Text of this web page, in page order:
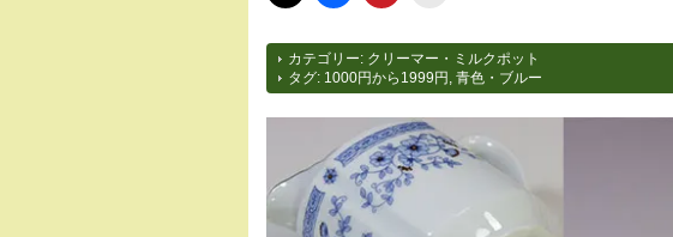
カテゴリー: クリーマー・ミルクポット
タグ: 1000円から1999円 青色・ブルー